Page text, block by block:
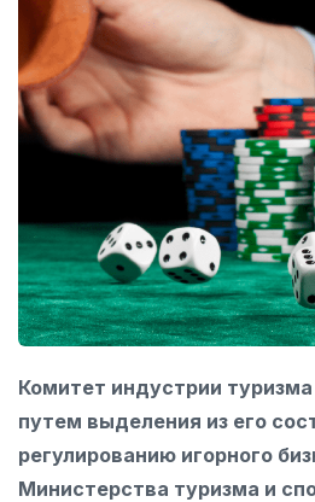
Комитет индустрии туризма
путем выделения из его
регулированию игорного
Министерства туризма и